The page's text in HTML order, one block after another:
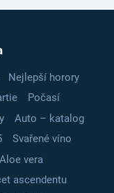
Nejlepší horory
Počasí
Auto – katalog
Svařené víno
Aloe vera
ascendentu